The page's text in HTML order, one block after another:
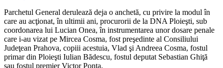
Parchetul General derulează deja o anchetă, cu privire la modul în
care au acţionat, în ultimii ani, procurorii de la DNA Ploieşti, sub
coordonarea lui Lucian Onea, în instrumentarea unor dosare penale
care i-au vizat pe Mircea Cosma, fost preşedinte al Consiliului
Judeţean Prahova, copiii acestuia, Vlad şi Andreea Cosma, fostul
primar din Ploieşti Iulian Bădescu, fostul deputat Sebastian Ghiţă
sau fostul premier Victor Ponta.